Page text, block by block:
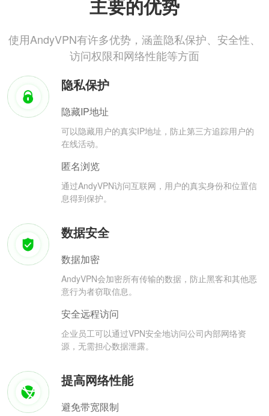
主要的优势
使用AndyVPN有许多优势，涵盖隐私保护、安全性、
访问权限和网络性能等方面
隐私保护
隐藏IP地址
可以隐藏用户的真实IP地址，防止第三方追踪用户的
在线活动。
匿名浏览
通过AndyVPN访问互联网，用户的真实身份和位置信
息得到保护。
数据安全
数据加密
AndyVPN会加密所有传输的数据，防止黑客和其他恶
意行为者窃取信息。
安全远程访问
企业员工可以通过VPN安全地访问公司内部网络资
源，无需担心数据泄露。
提高网络性能
避免带宽限制